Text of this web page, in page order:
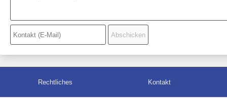
Rechtliches Kontakt